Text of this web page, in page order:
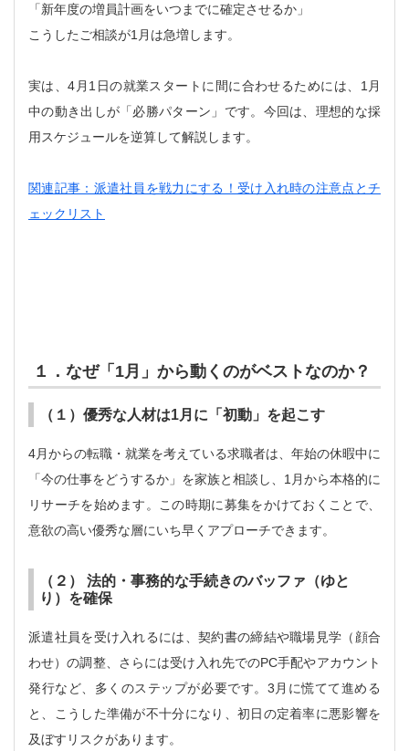
「新年度の増員計画をいつまでに確定させるか」
こうしたご相談が1月は急増します。
実は、4月1日の就業スタートに間に合わせるためには、1月
中の動き出しが「必勝パターン」です。今回は、理想的な採
用スケジュールを逆算して解説します。
関連記事：派遣社員を戦力にする！受け入れ時の注意点とチ
ェックリスト
１．なぜ「1月」から動くのがベストなのか？
（１）優秀な人材は1月に「初動」を起こす
4月からの転職・就業を考えている求職者は、年始の休暇中に
「今の仕事をどうするか」を家族と相談し、1月から本格的に
リサーチを始めます。この時期に募集をかけておくことで、
意欲の高い優秀な層にいち早くアプローチできます。
（２） 法的・事務的な手続きのバッファ（ゆと
り）を確保
派遣社員を受け入れるには、契約書の締結や職場見学（顔合
わせ）の調整、さらには受け入れ先でのPC手配やアカウント
発行など、多くのステップが必要です。3月に慌てて進める
と、こうした準備が不十分になり、初日の定着率に悪影響を
及ぼすリスクがあります。